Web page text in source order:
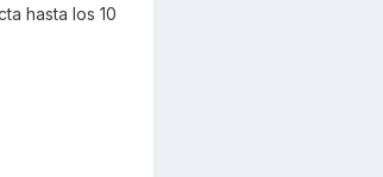
hasta los 10